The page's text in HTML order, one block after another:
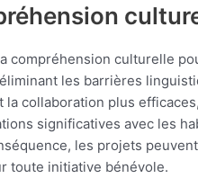
culturelle
les barrières
collaboration plus
significatives avec les
les projets
toute initiative bénévole.